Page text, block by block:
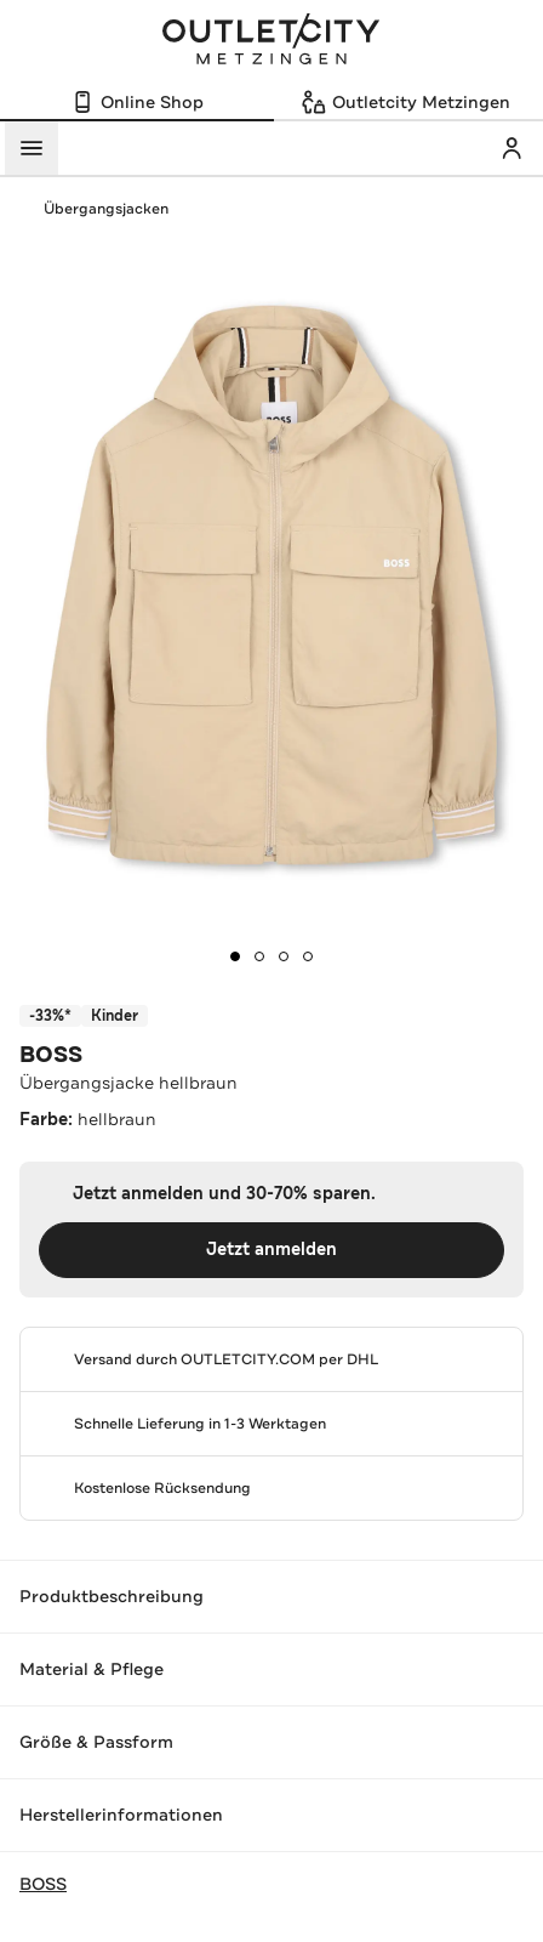
Online Shop Outletcity Metzingen
Menü
Übergangsjacken
-33%* Kinder
BOSS
Übergangsjacke hellbraun
Farbe: hellbraun
Jetzt anmelden und 30-70% sparen.
Jetzt anmelden
Versand durchOUTLETCITY.COM per DHL
Schnelle Lieferung in 1-3 Werktagen
Kostenlose Rücksendung
Produktbeschreibung
Material & Pflege
Größe & Passform
Herstellerinformationen
BOSS